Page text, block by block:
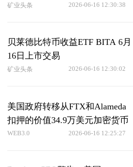
矿业头条 2026-06-16 12:30:38
贝莱德比特币收益ETF BITA 6月
16日上市交易
矿业头条 2026-06-16 12:30:02
美国政府转移从FTX和Alameda
扣押的价值34.9万美元加密货币
WEB3.0 2026-06-16 12:25:27